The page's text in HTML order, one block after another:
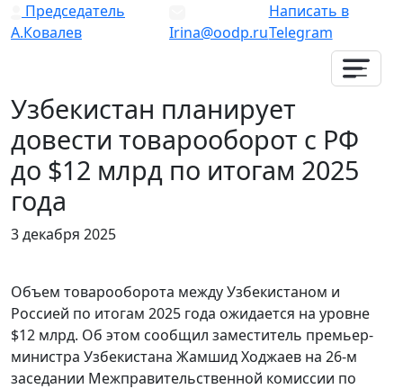
Председатель
А.Ковалев
Irina@oodp.ru
Написать в
Telegram
Узбекистан планирует
довести товарооборот с РФ
до $12 млрд по итогам 2025
года
3 декабря 2025
Объем товарооборота между Узбекистаном и
Россией по итогам 2025 года ожидается на уровне
$12 млрд. Об этом сообщил заместитель премьер-
министра Узбекистана Жамшид Ходжаев на 26-м
заседании Межправительственной комиссии по